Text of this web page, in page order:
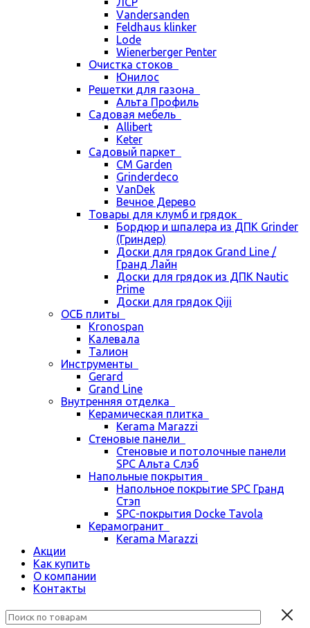
Vandersanden
Feldhaus klinker
Lode
Wienerberger Penter
Очистка стоков
Юнилос
Решетки для газона
Альта Профиль
Садовая мебель
Allibert
Keter
Садовый паркет
CM Garden
Grinderdeco
VanDek
Вечное Дерево
Товары для клумб и грядок
Бордюр и шпалера из ДПК Grinder
(Гриндер)
Доски для грядок Grand Line /
Гранд Лайн
Доски для грядок из ДПК Nautic
Prime
Доски для грядок Qiji
ОСБ плиты
Kronospan
Калевала
Талион
Инструменты
Gerard
Grand Line
Внутренняя отделка
Керамическая плитка
Kerama Marazzi
Стеновые панели
Стеновые и потолочные панели
SPC Альта Слэб
Напольные покрытия
Напольное покрытие SPC Гранд
Стэп
SPC-покрытия Docke Tavola
Керамогранит
Kerama Marazzi
Акции
Как купить
О компании
Контакты